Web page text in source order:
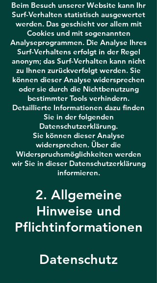
Beim Besuch unserer Website kann Ihr
Surf-Verhalten statistisch ausgewertet
werden. Das geschieht vor allem mit
Cookies und mit sogenannten
Analyseprogrammen. Die Analyse Ihres
Surf-Verhaltens erfolgt in der Regel
anonym; das Surf-Verhalten kann nicht
zu Ihnen zurückverfolgt werden. Sie
können dieser Analyse widersprechen
oder sie durch die Nichtbenutzung
bestimmter Tools verhindern.
Detaillierte Informationen dazu finden
Sie in der folgenden
Datenschutzerklärung.
Sie können dieser Analyse
widersprechen. Über die
Widerspruchsmöglichkeiten werden
wir Sie in dieser Datenschutzerklärung
informieren.
2. Allgemeine
Hinweise und
Pflichtinformationen
Datenschutz